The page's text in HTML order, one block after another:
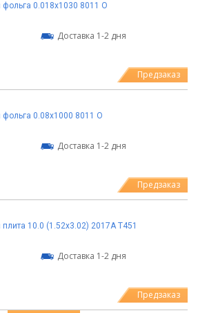
0.018х1030 8011 О
Доставка 1-2 дня
Предзаказ
0.08х1000 8011 О
Доставка 1-2 дня
Предзаказ
10.0 (1.52х3.02) 2017А Т451
Доставка 1-2 дня
Предзаказ